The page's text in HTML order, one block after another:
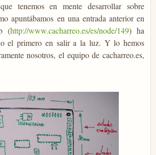
tenemos en mente desarrollar sobre
apuntábamos en una entrada anterior en
(http://www.cacharreo.es/es/node/149) ha
el primero en salir a la luz. Y lo hemos
nosotros, el equipo de cacharreo.es,